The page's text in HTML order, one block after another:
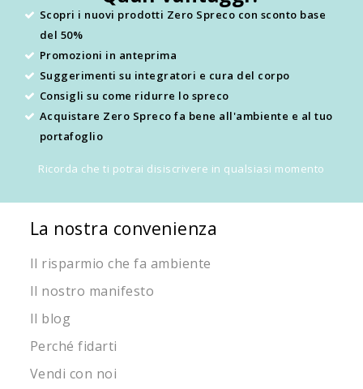
Scopri i nuovi prodotti Zero Spreco con sconto base
del 50%
Promozioni in anteprima
Suggerimenti su integratori e cura del corpo
Consigli su come ridurre lo spreco
Acquistare Zero Spreco fa bene all'ambiente e al tuo
portafoglio
Ricorda che ti potrai disiscrivere in qualsiasi momento
La nostra convenienza
Il risparmio che fa ambiente
Il nostro manifesto
Il blog
Perché fidarti
Vendi con noi